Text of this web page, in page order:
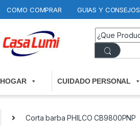
COMO COMPRAR GUIAS Y CONSEJOS
HOGAR CUIDADO PERSONAL
Corta barba PHILCO CB9800PNP